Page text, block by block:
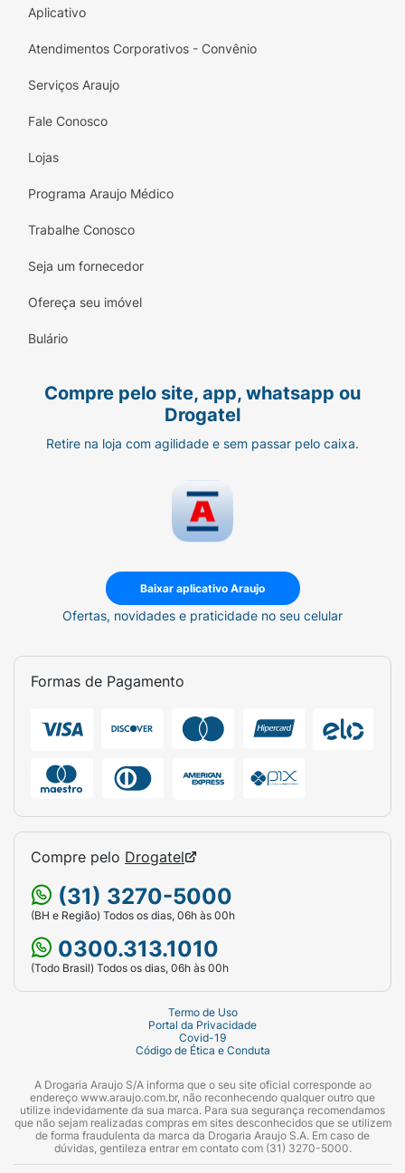
Aplicativo
Atendimentos Corporativos - Convênio
Serviços Araujo
Fale Conosco
Lojas
Programa Araujo Médico
Trabalhe Conosco
Seja um fornecedor
Ofereça seu imóvel
Bulário
Compre pelo site, app, whatsapp ou
Drogatel
Retire na loja com agilidade e sem passar pelo caixa.
Baixar aplicativo Araujo
Ofertas, novidades e praticidade no seu celular
Formas de Pagamento
Compre pelo Drogatel
(31) 3270-5000
(BH e Região) Todos os dias, 06h às 00h
0300.313.1010
(Todo Brasil) Todos os dias, 06h às 00h
Termo de Uso
Portal da Privacidade
Covid-19
Código de Ética e Conduta
A Drogaria Araujo S/A informa que o seu site oficial corresponde ao
endereço www.araujo.com.br, não reconhecendo qualquer outro que
utilize indevidamente da sua marca. Para sua segurança recomendamos
que não sejam realizadas compras em sites desconhecidos que se utilizem
de forma fraudulenta da marca da Drogaria Araujo S.A. Em caso de
dúvidas, gentileza entrar em contato com (31) 3270-5000.